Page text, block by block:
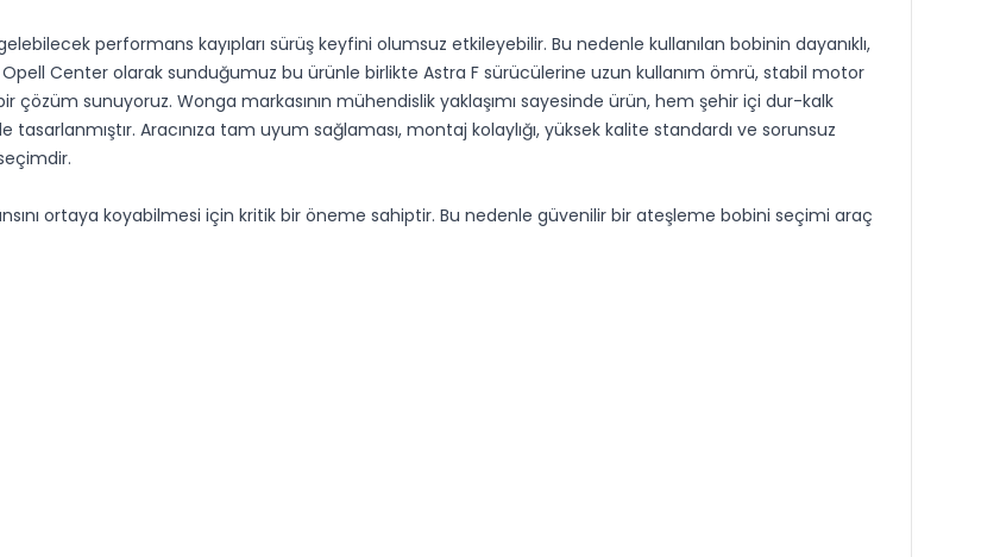
performans kayıpları sürüş keyfini olumsuz etkileyebilir. Bu nedenle kullanılan bobinin dayanıklı,
Opell Center olarak sunduğumuz bu ürünle birlikte Astra F sürücülerine uzun kullanım ömrü, stabil motor
çözüm sunuyoruz. Wonga markasının mühendislik yaklaşımı sayesinde ürün, hem şehir içi dur-kalk
Aracınıza tam uyum sağlaması, montaj kolaylığı, yüksek kalite standardı ve sorunsuz
ortaya koyabilmesi için kritik bir öneme sahiptir. Bu nedenle güvenilir bir ateşleme bobini seçimi araç